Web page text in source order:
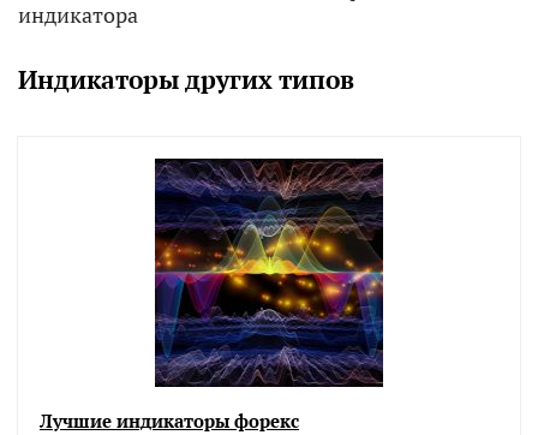
индикатора
Индикаторы других типов
Лучшие индикаторы форекс